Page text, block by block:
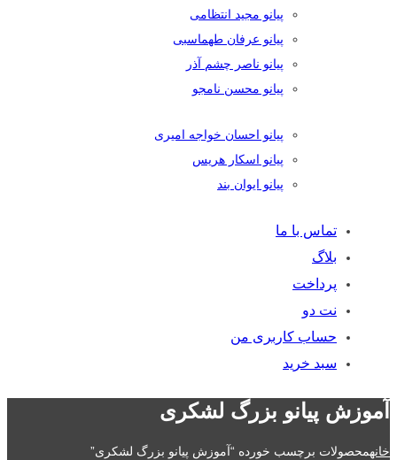
پیانو مجید انتظامی
پیانو عرفان طهماسبی
پیانو ناصر چشم آذر
پیانو محسن نامجو
پیانو احسان خواجه امیری
پیانو اسکار هریس
پیانو ایوان بند
تماس با ما
بلاگ
پرداخت
نت دو
حساب کاربری من
سبد خرید
آموزش پیانو بزرگ لشکری
خانهمحصولات برچسب خورده “آموزش پیانو بزرگ لشکری”